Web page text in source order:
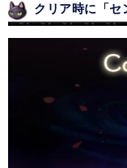
クリア時に「セ